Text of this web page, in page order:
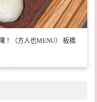
！（方人也MENU） 板橋